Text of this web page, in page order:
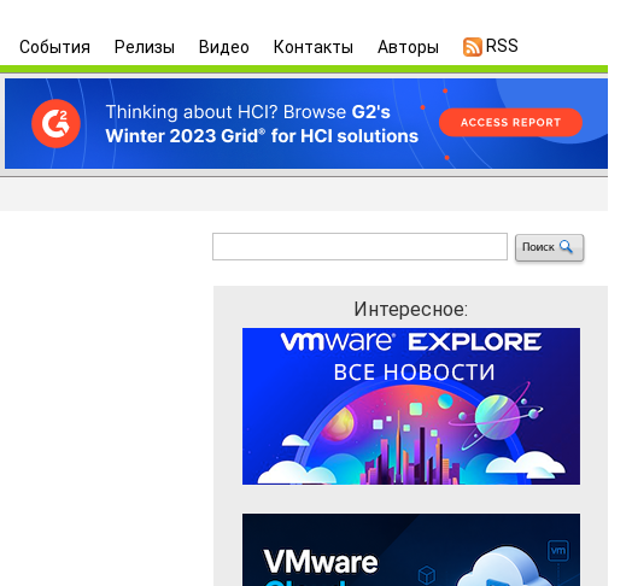
События Релизы Видео Контакты Авторы RSS
Интересное: